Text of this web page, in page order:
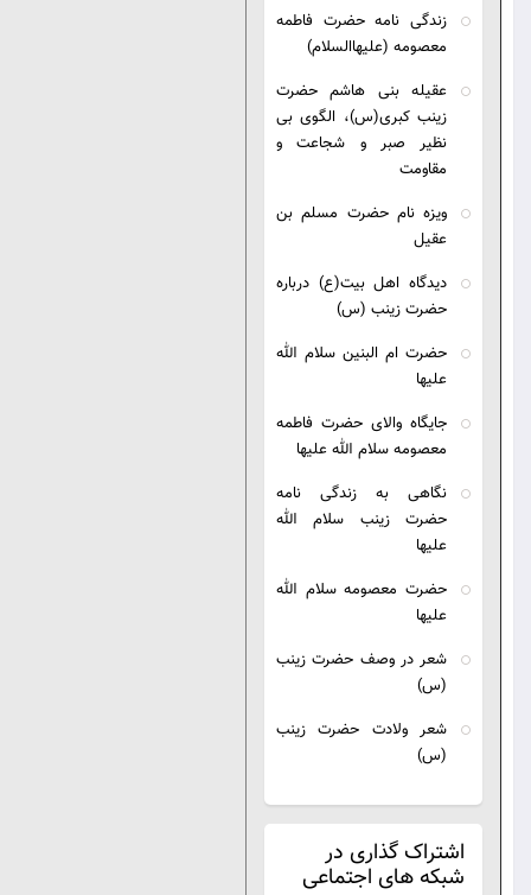
نامه حضرت فاطمه
(علیهاالسلام)
بنی هاشم حضرت
کبری(س)، الگوی بی
صبر و شجاعت و
نام حضرت مسلم بن
اهل بیت(ع) درباره
زینب (س)
ام البنین سلام الله
والای حضرت فاطمه
سلام الله علیها
به زندگی نامه
زینب سلام الله
معصومه سلام الله
در وصف حضرت زینب
ولادت حضرت زینب
گذاری در
های اجتماعی